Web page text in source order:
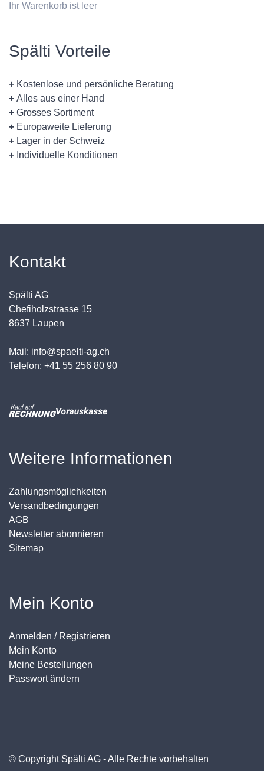
Ihr Warenkorb ist leer
Spälti Vorteile
+ Kostenlose und persönliche Beratung
+ Alles aus einer Hand
+ Grosses Sortiment
+ Europaweite Lieferung
+ Lager in der Schweiz
+ Individuelle Konditionen
Kontakt
Spälti AG
Chefiholzstrasse 15
8637 Laupen
Mail: info@spaelti-ag.ch
Telefon: +41 55 256 80 90
Weitere Informationen
Zahlungsmöglichkeiten
Versandbedingungen
AGB
Newsletter abonnieren
Sitemap
Mein Konto
Anmelden / Registrieren
Mein Konto
Meine Bestellungen
Passwort ändern
© Copyright Spälti AG - Alle Rechte vorbehalten